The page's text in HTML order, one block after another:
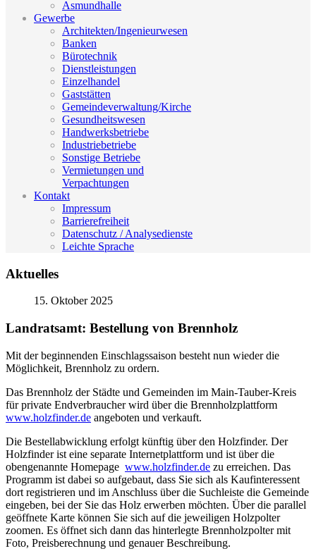
Asmundhalle
Gewerbe
Architekten/Ingenieurwesen
Banken
Bürotechnik
Dienstleistungen
Einzelhandel
Gaststätten
Gemeindeverwaltung/Kirche
Gesundheitswesen
Handwerksbetriebe
Industriebetriebe
Sonstige Betriebe
Vermietungen und
Verpachtungen
Kontakt
Impressum
Barrierefreiheit
Datenschutz / Analysedienste
Leichte Sprache
Aktuelles
15. Oktober 2025
Landratsamt: Bestellung von Brennholz
Mit der beginnenden Einschlagssaison besteht nun wieder die
Möglichkeit, Brennholz zu ordern.
Das Brennholz der Städte und Gemeinden im Main-Tauber-Kreis
für private Endverbraucher wird über die Brennholzplattform
www.holzfinder.de angeboten und verkauft.
Die Bestellabwicklung erfolgt künftig über den Holzfinder. Der
Holzfinder ist eine separate Internetplattform und ist über die
obengenannte Homepage www.holzfinder.de zu erreichen. Das
Programm ist dabei so aufgebaut, dass Sie sich als Kaufinteressent
dort registrieren und im Anschluss über die Suchleiste die Gemeinde
eingeben, bei der Sie das Holz erwerben möchten. Über die parallel
geöffnete Karte können Sie sich auf die jeweiligen Holzpolter
zoomen. Es öffnet sich dann das hinterlegte Brennholzpolter mit
Foto, Preisberechnung und genauer Beschreibung.